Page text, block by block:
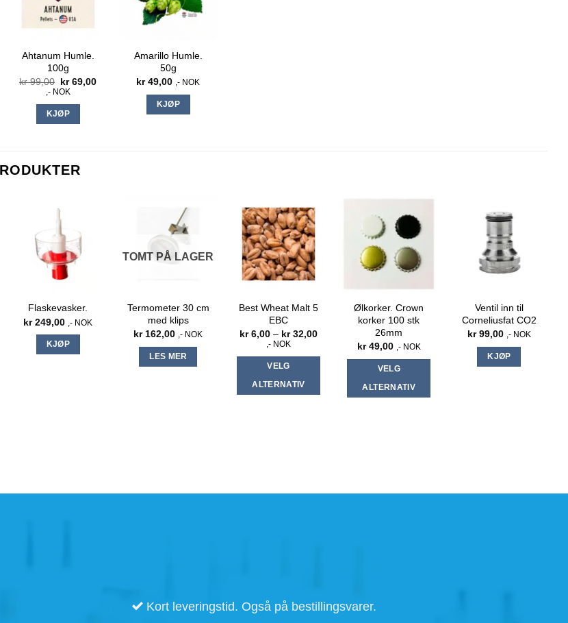
Ahtanum Humle.
100g
kr99,00 Opprinnelig
pris
kr 99,00.
kr69,00Nåværende
,- NOK
KJØP
Amarillo Humle.
50g
kr49,00 ,- NOK
KJØP
Flaskevasker.
kr249,00 ,- NOK
KJØP
TOMT PÅ LAGER
Termometer 30 cm
med klips
kr162,00 ,- NOK
LES MER
Best Wheat Malt 5
EBC
kr6,00 – kr32,00Prisområde:
kr 32,00
,- NOK
VELG
ALTERNATIV
kan
Ølkorker. Crown
korker 100 stk
26mm
kr49,00 ,- NOK
VELG
ALTERNATIV
Ventil inn til
Corneliusfat CO2
kr99,00 ,- NOK
KJØP
Kort leveringstid. Også på bestillingsvarer.